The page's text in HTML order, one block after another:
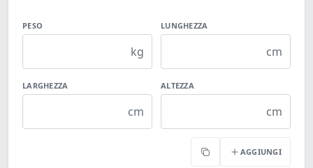
PESO
kg
LUNGHEZZA
cm
LARGHEZZA
cm
ALTEZZA
cm
Copia AGGIUNGI